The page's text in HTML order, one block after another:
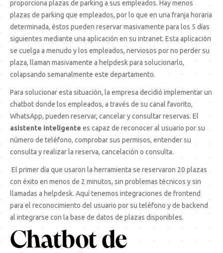
proporciona plazas de parking a sus empleados. Hay menos
plazas de parking que empleados, por lo que en una franja horaria
determinada, éstos pueden reservar masivamente para los 5 días
siguientes mediante una aplicación en su intranet. Esta aplicación
se cuelga a menudo y los empleados, nerviosos por no perder su
plaza, llaman masivamente a helpdesk para solucionarlo,
colapsando semanalmente este departamento.
Para solucionar esta situación, la empresa decidió implementar un
chatbot donde los empleados, a través de su canal favorito,
WhatsApp, pueden reservar, cancelar y consultar reservas. El
asistente inteligente es capaz de reconocer al usuario por su
número de teléfono, comprobar sus permisos, entender su
consulta y realizar la reserva, cancelación o consulta.
El primer día que usaron la herramienta se reservaron 20 plazas
con éxito en menos de 2 minutos, sin problemas técnicos y sin
llamadas a helpdesk. Aquí tenemos integraciones de frontend
para el reconocimiento del usuario por su teléfono y de backend
al integrarse con la base de datos de plazas disponibles.
Chatbot de